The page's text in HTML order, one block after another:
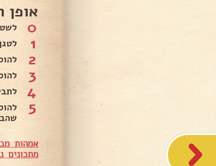
אופן
0
1
2
3
4
5
אמהות
מתכונים